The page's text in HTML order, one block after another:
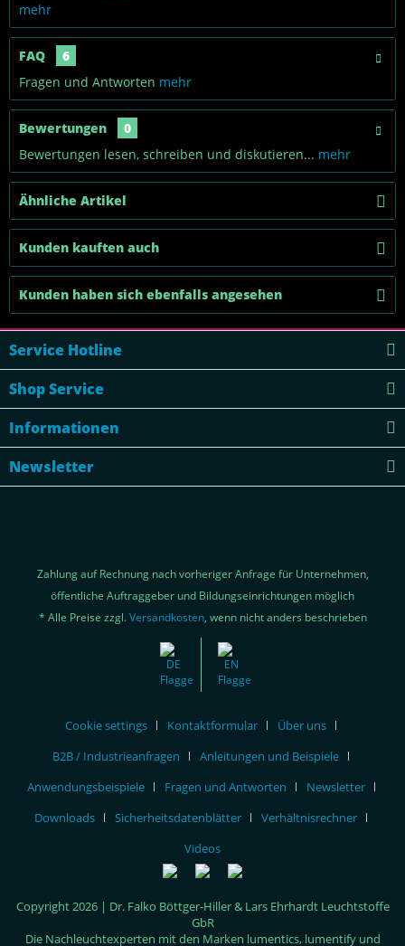
mehr
FAQ
6
Fragen und Antworten mehr
Bewertungen
0
Bewertungen lesen, schreiben und diskutieren... mehr
Ähnliche Artikel
Kunden kauften auch
Kunden haben sich ebenfalls angesehen
Service Hotline
Shop Service
Informationen
Newsletter
Zahlung auf Rechnung nach vorheriger Anfrage für Unternehmen,
öffentliche Auftraggeber und Bildungseinrichtungen möglich
* Alle Preise zzgl.Versandkosten, wenn nicht anders beschrieben
Cookie settings Kontaktformular
Über uns
B2B / Industrieanfragen
Anleitungen und Beispiele
Anwendungsbeispiele
Fragen und Antworten
Newsletter
Downloads
Sicherheitsdatenblätter
Verhältnisrechner
Videos
Copyright 2026 | Dr. Falko Böttger-Hiller & Lars Ehrhardt Leuchtstoffe
GbR
Die Nachleuchtexperten mit den Marken lumentics, lumentify und